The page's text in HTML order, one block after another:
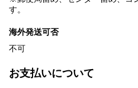
す。
海外発送可否
不可
お支払いについて